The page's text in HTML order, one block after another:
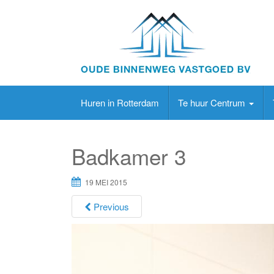
Huren in Rotterdam Te huur Centrum
Badkamer 3
19 MEI 2015
Previous